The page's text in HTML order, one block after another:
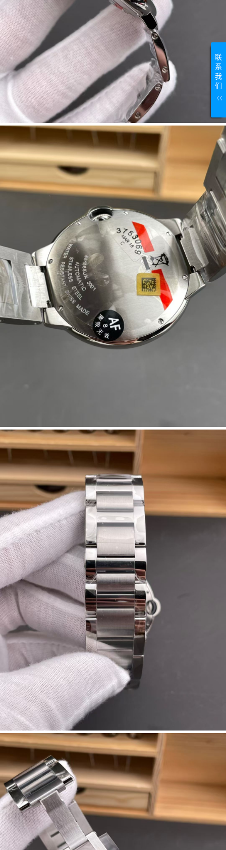
联
系
我
们